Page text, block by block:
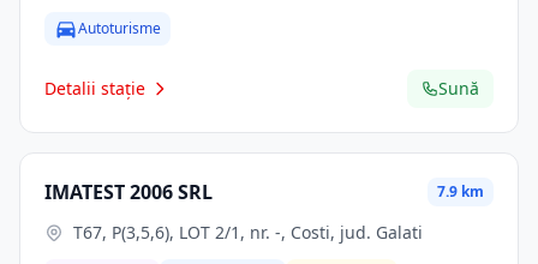
Autoturisme
Detalii stație Sună
IMATEST 2006 SRL 7.9 km
T67, P(3,5,6), LOT 2/1, nr. -, Costi, jud. Galati